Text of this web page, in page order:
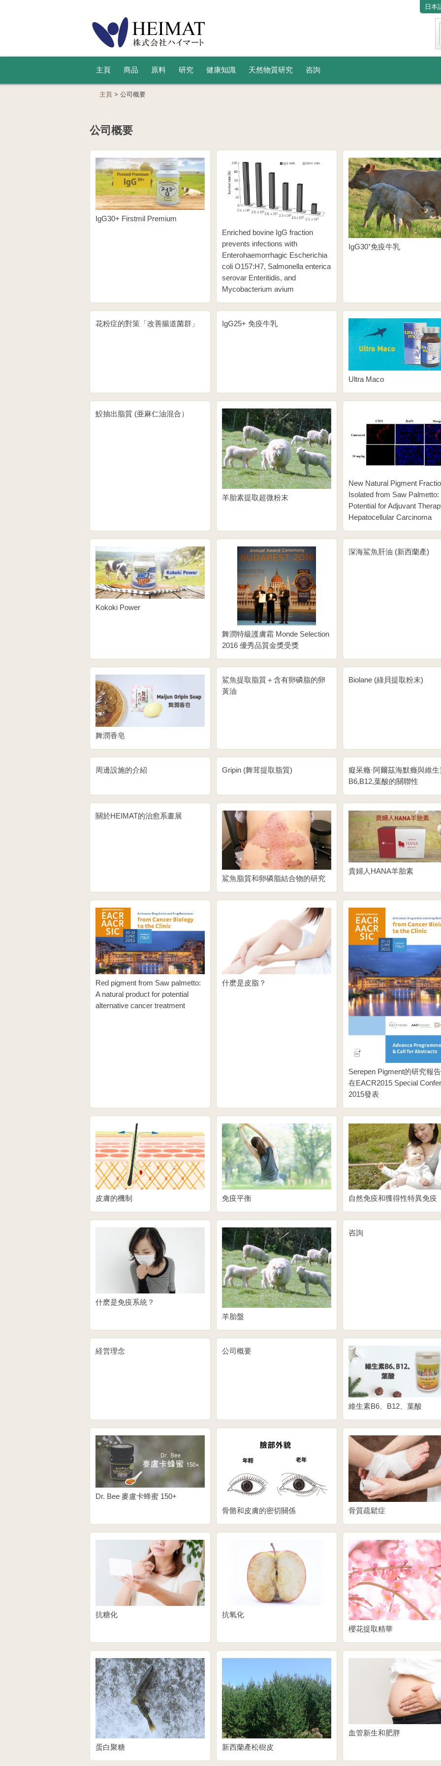
日本
主頁 商品 原料 研究 健康知識 天然物質研究 咨詢
主頁> 公司概要
公司概要
IgG30+ Firstmil Premium
Enriched bovine IgG fraction
prevents infections with
Enterohaemorrhagic Escherichia
coli O157:H7, Salmonella enterica
serovar Enteritidis, and
Mycobacterium avium
IgG30⁺免疫牛乳
花粉症的對策「改善腸道菌群」 IgG25+ 免疫牛乳
Ultra Maco
鮫抽出脂質 (亜麻仁油混合）
羊胎素提取超微粉末
New Natural Pigment
Isolated from Saw Palmetto:
Potential for Adjuvant
Hepatocellular Carcinoma
Kokoki Power
舞潤特級護膚霜 Monde Selection
2016 優秀品質金獎受獎
深海鯊魚肝油 (新西蘭產)
舞潤香皂
鯊魚提取脂質＋含有卵磷脂的卵
黃油
Biolane (綠貝提取粉末)
周邊設施的介紹 Gripin (舞茸提取脂質)
癡呆癥·阿爾茲海默癥與維
B6,B12,葉酸的關聯性
關於HEIMAT的治愈系畫展
鯊魚脂質和卵磷脂結合物的研究
貴婦人HANA羊胎素
Red pigment from Saw palmetto:
A natural product for potential
alternative cancer treatment
什麽是皮脂？
Serepen Pigment的研究報
在EACR2015 Special
2015發表
皮膚的機制 免疫平衡 自然免疫和獲得性特異免疫
什麽是免疫系統？
羊胎盤
咨詢
経営理念 公司概要
維生素B6、B12、葉酸
Dr. Bee 麥盧卡蜂蜜 150+
骨骼和皮膚的密切關係
骨質疏鬆症
抗糖化
抗氧化
櫻花提取精華
蛋白聚糖 新西蘭產松樹皮
血管新生和肥胖